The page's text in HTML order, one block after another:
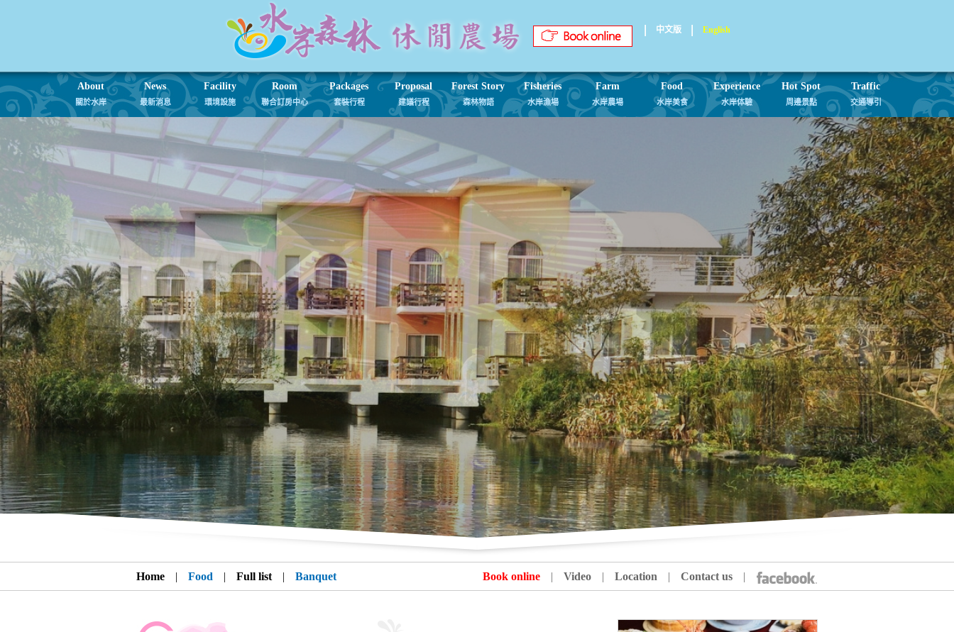
中文版 English
About
關於水岸
News
最新消息
Facility
環境設施
Room
聯合訂房中心
Packages
套裝行程
Proposal
建議行程
Forest Story
森林物語
Fisheries
水岸漁場
Farm
水岸農場
Food
水岸美食
Experience
水岸体驗
Hot Spot
周邊景點
Traffic
交通導引
Home | Food | Full list | Banquet Book online | Video | Location | Contact us |